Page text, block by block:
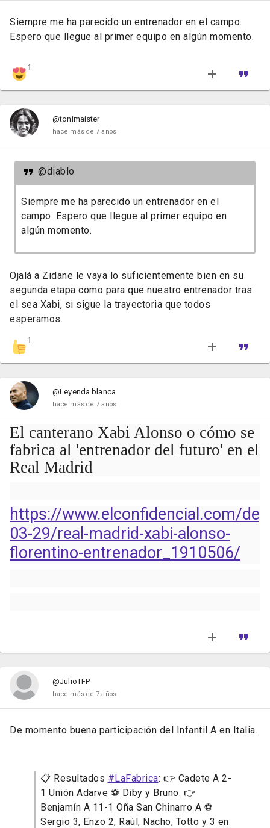
Siempre me ha parecido un entrenador en el campo.
Espero que llegue al primer equipo en algún momento.
1
@tonimaister
hace más de 7 años
@diablo
Siempre me ha parecido un entrenador en el
campo. Espero que llegue al primer equipo en
algún momento.
Ojalá a Zidane le vaya lo suficientemente bien en su
segunda etapa como para que nuestro entrenador tras
el sea Xabi, si sigue la trayectoria que todos
esperamos.
1
@Leyenda blanca
hace más de 7 años
El canterano Xabi Alonso o cómo se
fabrica al 'entrenador del futuro' en el
Real Madrid
https://www.elconfidencial.com/
03-29/real-madrid-xabi-alonso-
florentino-entrenador_1910506/
@JulioTFP
hace más de 7 años
De momento buena participación del Infantil A en Italia.
📋 Resultados #LaFabrica: 👉 Cadete A 2-
1 Unión Adarve ⚽ Diby y Bruno. 👉
Benjamín A 11-1 Oña San Chinarro A ⚽
Sergio 3, Enzo 2, Raúl, Nacho, Totto y 3 en